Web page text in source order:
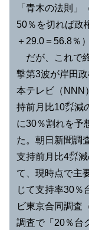
「青木の法則
50％を切れば政
＋29.0＝56.8％
だが、これで
撃第3波が岸田
本テレビ（NNN
持前月比10㌽減
に30％割れを予
た。朝日新聞調
支持前月比4㌽
て、現時点で主
じて支持率30％
ビ東京合同調査
調査で「20％台